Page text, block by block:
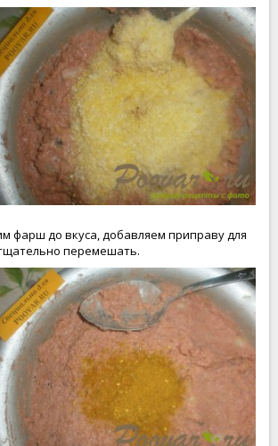
фарш до вкуса, добавляем приправу для
перемешать.